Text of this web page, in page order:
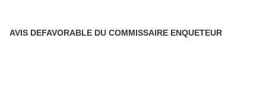
AVIS DEFAVORABLE DU COMMISSAIRE ENQUETEUR